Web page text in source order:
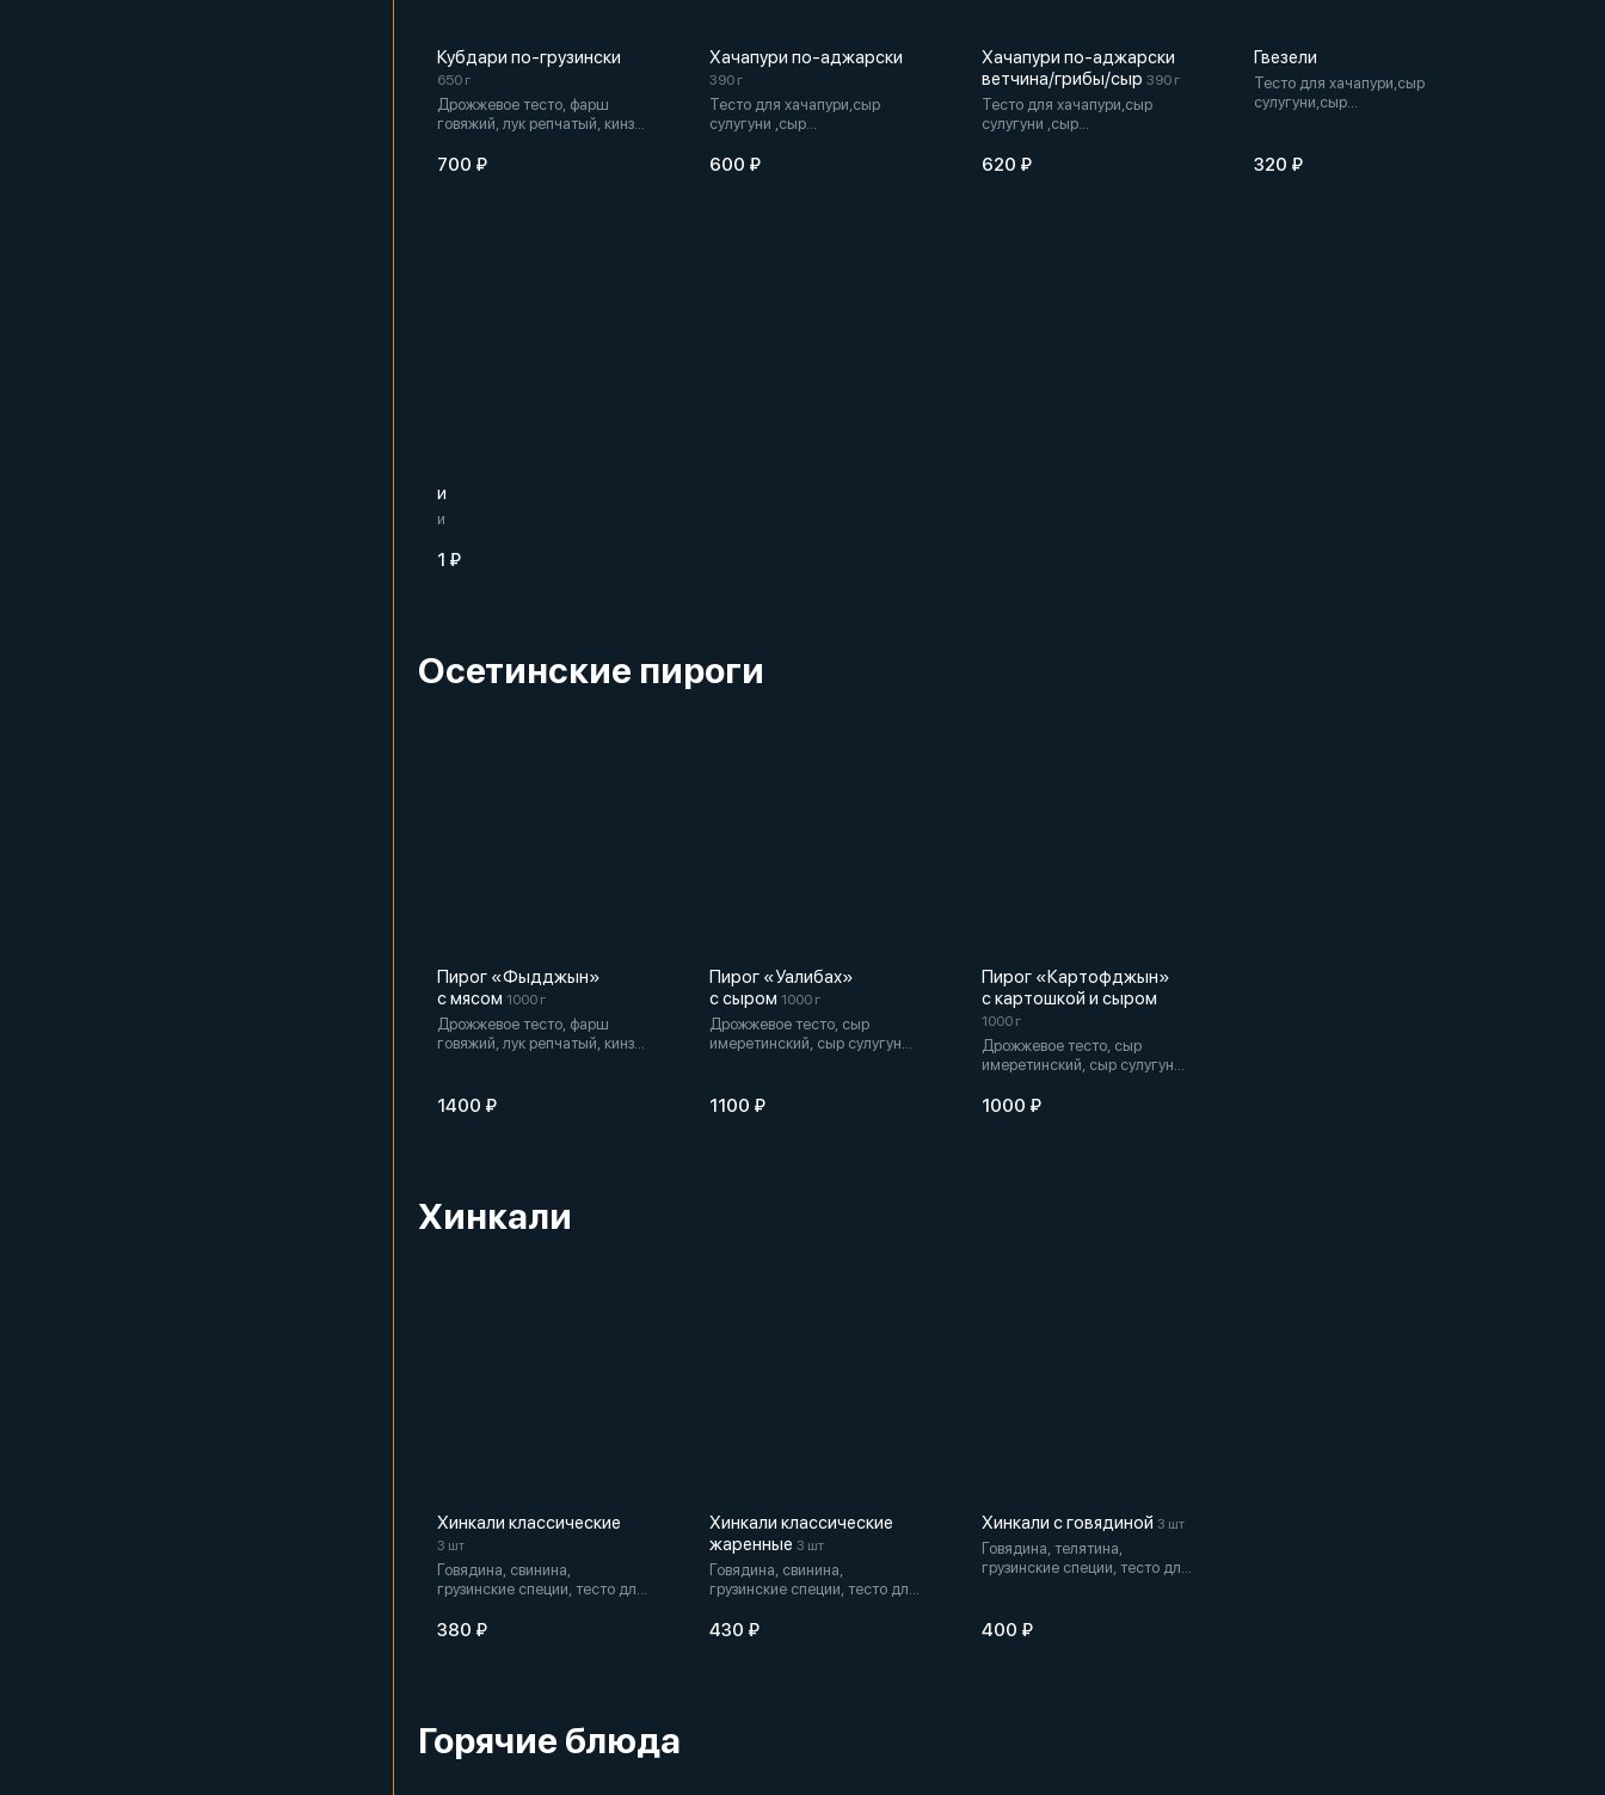
Кубдари по-грузински
650 г
Дрожжевое тесто, фарш
говяжий, лук репчатый, кинза,
сливочное масло
700 ₽
Хачапури по-аджарски
390 г
Тесто для хачапури,сыр
сулугуни ,сыр
масло
600 ₽
Хачапури по-аджарски
ветчина/грибы/сыр 390 г
Тесто для хачапури,сыр
сулугуни ,сыр
620 ₽
Гвезели
Тесто для хачапури,сыр
сулугуни,сыр
320 ₽
и
и
1 ₽
Осетинские пироги
Пирог «Фыдджын»
с мясом 1000 г
Дрожжевое тесто, фарш
говяжий, лук репчатый, кинза,
1400 ₽
Пирог «Уалибах»
с сыром 1000 г
Дрожжевое тесто, сыр
имеретинский, сыр сулугуни,
1100 ₽
Пирог «Картофджын»
с картошкой и сыром
1000 г
Дрожжевое тесто, сыр
имеретинский, сыр сулугуни,
1000 ₽
Хинкали
Хинкали классические
3 шт
Говядина, свинина,
грузинские специи, тесто для
380 ₽
Хинкали классические
жаренные 3 шт
Говядина, свинина,
грузинские специи, тесто для
430 ₽
Хинкали с говядиной 3 шт
Говядина, телятина,
грузинские специи, тесто для
400 ₽
Горячие блюда